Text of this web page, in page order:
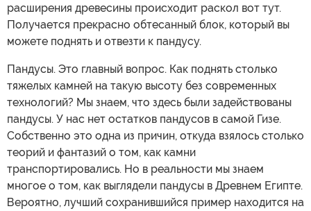
расширения древесины происходит раскол вот тут.
Получается прекрасно обтесанный блок, который вы
можете поднять и отвезти к пандусу.
Пандусы. Это главный вопрос. Как поднять столько
тяжелых камней на такую высоту без современных
технологий? Мы знаем, что здесь были задействованы
пандусы. У нас нет остатков пандусов в самой Гизе.
Собственно это одна из причин, откуда взялось столько
теорий и фантазий о том, как камни
транспортировались. Но в реальности мы знаем
многое о том, как выглядели пандусы в Древнем Египте.
Вероятно, лучший сохранившийся пример находится на